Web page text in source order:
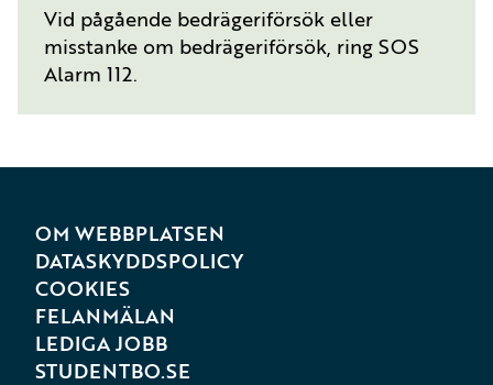
Vid pågående bedrägeriförsök eller
misstanke om bedrägeriförsök, ring SOS
Alarm 112.
OM WEBBPLATSEN
DATASKYDDSPOLICY
COOKIES
FELANMÄLAN
LEDIGA JOBB
STUDENTBO.SE